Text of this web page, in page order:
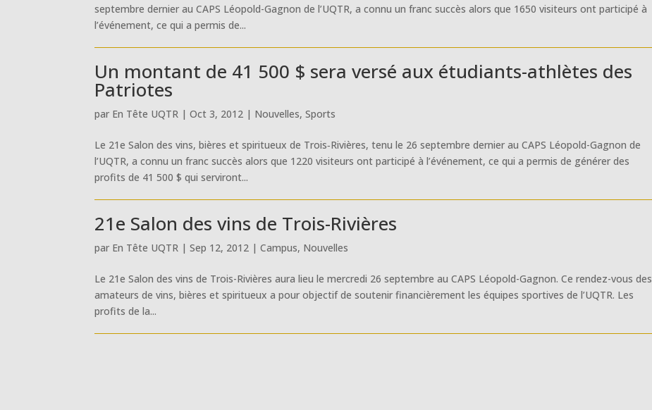
septembre dernier au CAPS Léopold-Gagnon de l’UQTR, a connu un franc succès alors que 1650 visiteurs ont participé à
l’événement, ce qui a permis de...
Un montant de 41 500 $ sera versé aux étudiants-athlètes des
Patriotes
par En Tête UQTR |Oct 3, 2012 | Nouvelles,Sports
Le 21e Salon des vins, bières et spiritueux de Trois‑Rivières, tenu le 26 septembre dernier au CAPS Léopold-Gagnon de
l’UQTR, a connu un franc succès alors que 1220 visiteurs ont participé à l’événement, ce qui a permis de générer des
profits de 41 500 $ qui serviront...
21e Salon des vins de Trois-Rivières
par En Tête UQTR |Sep 12, 2012 |Campus, Nouvelles
Le 21e Salon des vins de Trois-Rivières aura lieu le mercredi 26 septembre au CAPS Léopold-Gagnon. Ce rendez-vous des
amateurs de vins, bières et spiritueux a pour objectif de soutenir financièrement les équipes sportives de l’UQTR. Les
profits de la...